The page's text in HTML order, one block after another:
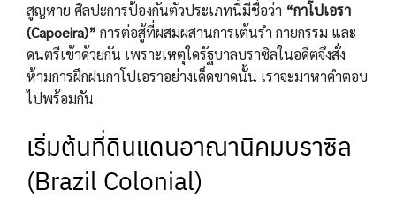
สูญหาย ศิลปะการป้องกันตัวประเภทนี้มีชื่อว่า “กาโปเอรา
(Capoeira)” การต่อสู้ที่ผสมผสานการเต้นรำ กายกรรม และ
ดนตรีเข้าด้วยกัน เพราะเหตุใดรัฐบาลบราซิลในอดีตจึงสั่ง
ห้ามการฝึกฝนกาโปเอราอย่างเด็ดขาดนั้น เราจะมาหาคำตอบ
ไปพร้อมกัน
เริ่มต้นที่ดินแดนอาณานิคมบราซิล
(Brazil Colonial)